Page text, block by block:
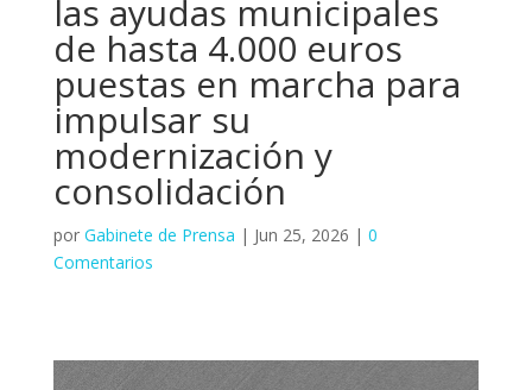
las ayudas municipales
de hasta 4.000 euros
puestas en marcha para
impulsar su
modernización y
consolidación
por Gabinete de Prensa | Jun 25, 2026 | 0
Comentarios